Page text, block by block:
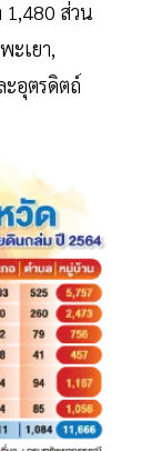
1,480 ส่วน
ะเยา,
อุตรดิตถ์